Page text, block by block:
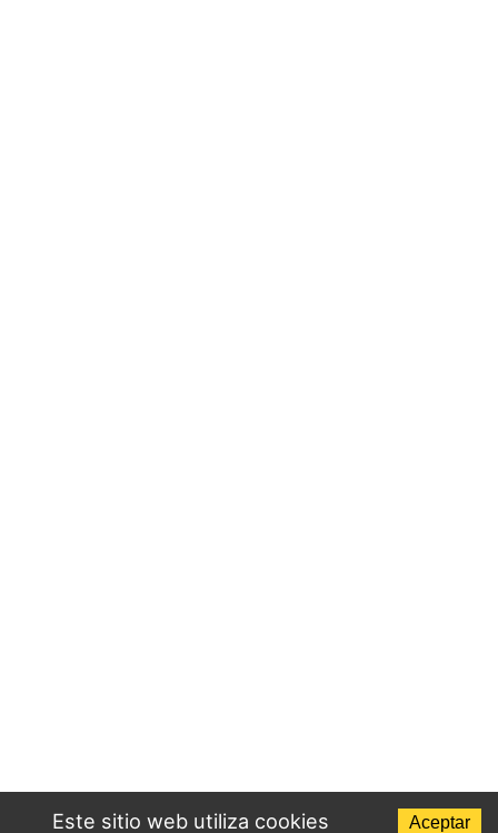
Este sitio web utiliza cookies Aceptar